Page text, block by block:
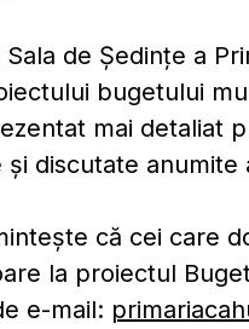
de Ședințe a
bugetului
mai detaliat
și discutate
că cei care
la proiectul
e-mail: